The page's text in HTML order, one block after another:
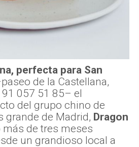
perfecta para San
paseo de la Castellana,
057 51 85– el
del grupo chino de
grande de Madrid, Dragon
más de tres meses
un grandioso local a